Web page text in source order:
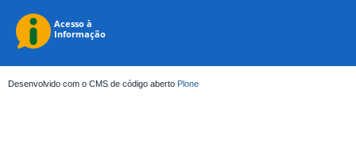
Desenvolvido com o CMS de código aberto Plone